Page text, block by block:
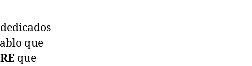
que
que